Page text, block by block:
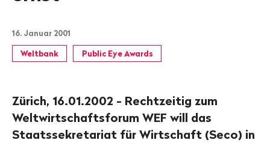
16. Januar 2001
Weltbank Public Eye Awards
Zürich, 16.01.2002 - Rechtzeitig zum
Weltwirtschaftsforum WEF will das
Staatssekretariat für Wirtschaft (Seco) in